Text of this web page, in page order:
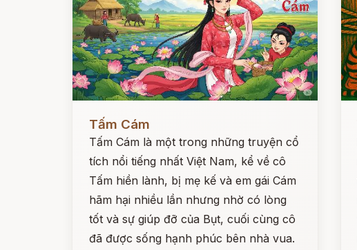
Đọc ngay
Tấm Cám
Tấm Cám là một trong những truyện cổ
tích nổi tiếng nhất Việt Nam, kể về cô
Tấm hiền lành, bị mẹ kế và em gái Cám
hãm hại nhiều lần nhưng nhờ có lòng
tốt và sự giúp đỡ của Bụt, cuối cùng cô
đã được sống hạnh phúc bên nhà vua.